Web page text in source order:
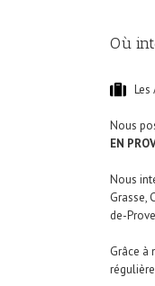
Où
Les
Nous
EN
Nous
Grasse,
de-
Grâce à